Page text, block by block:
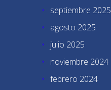
septiembre 2025
agosto 2025
julio 2025
noviembre 2024
febrero 2024